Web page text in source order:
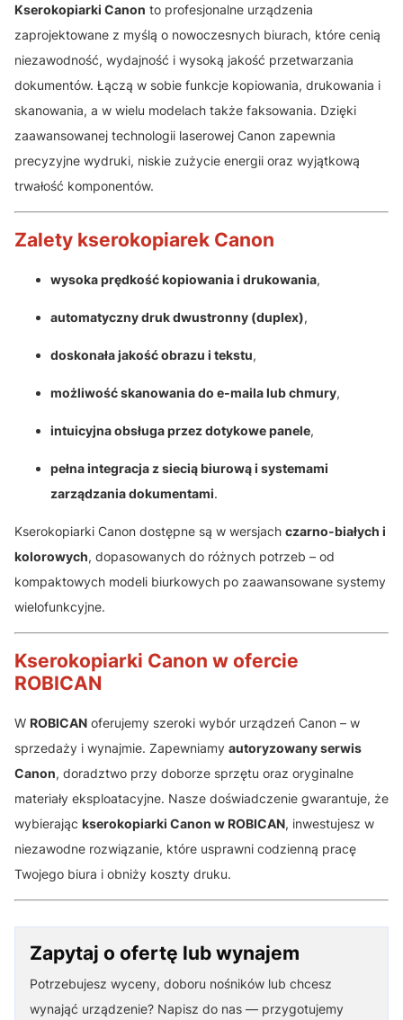
Kserokopiarki Canon to profesjonalne urządzenia
zaprojektowane z myślą o nowoczesnych biurach, które cenią
niezawodność, wydajność i wysoką jakość przetwarzania
dokumentów. Łączą w sobie funkcje kopiowania, drukowania i
skanowania, a w wielu modelach także faksowania. Dzięki
zaawansowanej technologii laserowej Canon zapewnia
precyzyjne wydruki, niskie zużycie energii oraz wyjątkową
trwałość komponentów.
Zalety kserokopiarek Canon
wysoka prędkość kopiowania i drukowania,
automatyczny druk dwustronny (duplex),
doskonała jakość obrazu i tekstu,
możliwość skanowania do e-maila lub chmury,
intuicyjna obsługa przez dotykowe panele,
pełna integracja z siecią biurową i systemami
zarządzania dokumentami.
Kserokopiarki Canon dostępne są w wersjach czarno-białych i
kolorowych, dopasowanych do różnych potrzeb – od
kompaktowych modeli biurkowych po zaawansowane systemy
wielofunkcyjne.
Kserokopiarki Canon w ofercie
ROBICAN
W ROBICAN oferujemy szeroki wybór urządzeń Canon – w
sprzedaży i wynajmie. Zapewniamy autoryzowany serwis
Canon, doradztwo przy doborze sprzętu oraz oryginalne
materiały eksploatacyjne. Nasze doświadczenie gwarantuje, że
wybierając kserokopiarki Canon w ROBICAN, inwestujesz w
niezawodne rozwiązanie, które usprawni codzienną pracę
Twojego biura i obniży koszty druku.
Zapytaj o ofertę lub wynajem
Potrzebujesz wyceny, doboru nośników lub chcesz
wynająć urządzenie? Napisz do nas — przygotujemy